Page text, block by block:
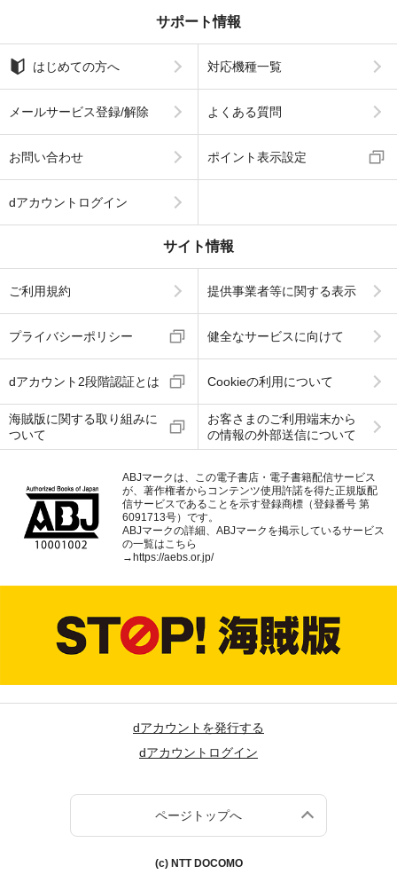
サポート情報
はじめての方へ 対応機種一覧
メールサービス登録/解除 よくある質問
お問い合わせ ポイント表示設定
dアカウントログイン
サイト情報
ご利用規約 提供事業者等に関する表示
プライバシーポリシー 健全なサービスに向けて
dアカウント2段階認証とは Cookieの利用について
海賊版に関する取り組みに
ついて
お客さまのご利用端末から
の情報の外部送信について
ABJマークは、この電子書店・電子書籍配信サービス
が、著作権者からコンテンツ使用許諾を得た正規版配
信サービスであることを示す登録商標（登録番号 第
6091713号）です。
ABJマークの詳細、ABJマークを掲示しているサービス
の一覧はこちら
→https://aebs.or.jp/
dアカウントを発行する
dアカウントログイン
ページトップへ
(c) NTT DOCOMO